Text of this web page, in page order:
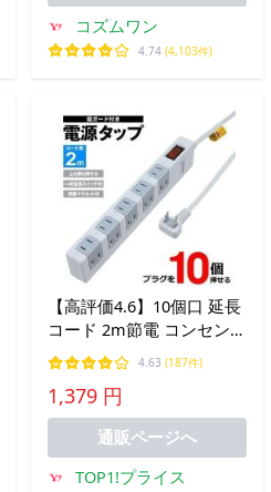
コズムワン
4.74 (4,103件)
【高評価4.6】10個口 延長
コード 2m節電 コンセント
雷サージ マグネット 雷対
策 タップ 電源タップ 節電
集中スイッチ 雷ガード 送
料無料 5M◇ 10個口タップ
4.63 (187件)
1,379 円
通販ページへ
TOP1!プライス